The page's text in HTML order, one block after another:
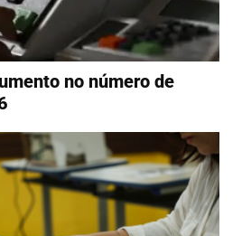
no número de